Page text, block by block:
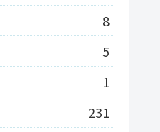
8
5
1
231